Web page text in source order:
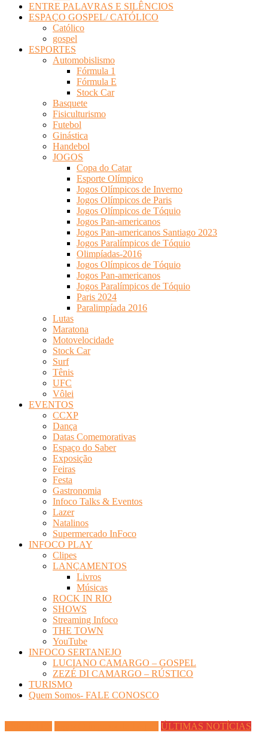
ENTRE PALAVRAS E SILÊNCIOS
ESPAÇO GOSPEL/ CATÓLICO
Católico
gospel
ESPORTES
Automobislismo
Fórmula 1
Fórmula E
Stock Car
Basquete
Fisiculturismo
Futebol
Ginástica
Handebol
JOGOS
Copa do Catar
Esporte Olímpico
Jogos Olímpicos de Inverno
Jogos Olímpicos de Paris
Jogos Olímpicos de Tóquio
Jogos Pan-americanos
Jogos Pan-americanos Santiago 2023
Jogos Paralímpicos de Tóquio
Olimpíadas-2016
Jogos Olímpicos de Tóquio
Jogos Pan-americanos
Jogos Paralímpicos de Tóquio
Paris 2024
Paralimpíada 2016
Lutas
Maratona
Motovelocidade
Stock Car
Surf
Tênis
UFC
Vôlei
EVENTOS
CCXP
Dança
Datas Comemorativas
Espaço do Saber
Exposição
Feiras
Festa
Gastronomia
Infoco Talks & Eventos
Lazer
Natalinos
Supermercado InFoco
INFOCO PLAY
Clipes
LANÇAMENTOS
Livros
Músicas
ROCK IN RIO
SHOWS
Streaming Infoco
THE TOWN
YouTube
INFOCO SERTANEJO
LUCIANO CAMARGO – GOSPEL
ZEZÉ DI CAMARGO – RÚSTICO
TURISMO
Quem Somos- FALE CONOSCO
ÚLTIMAS NOTÍCIAS